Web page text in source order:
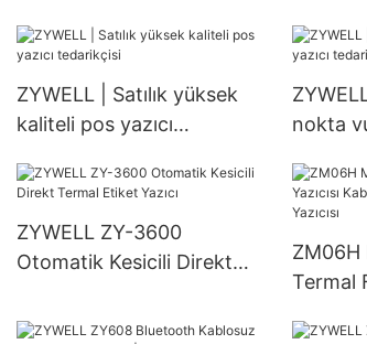
Yazıcı, 1800mAh Pil
Port
ZYWELL | Satılık yüksek
kaliteli pos yazıcı
nokta
ZYWELL ZY-3600
Otomatik Kesicili Direkt
Termal